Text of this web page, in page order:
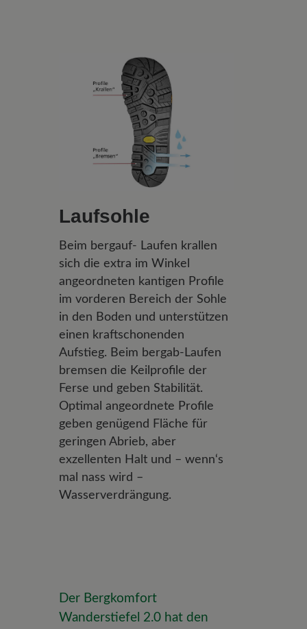
Laufsohle
Beim bergauf- Laufen krallen
sich die extra im Winkel
angeordneten kantigen Profile
im vorderen Bereich der Sohle
in den Boden und unterstützen
einen kraftschonenden
Aufstieg. Beim bergab-Laufen
bremsen die Keilprofile der
Ferse und geben Stabilität.
Optimal angeordnete Profile
geben genügend Fläche für
geringen Abrieb, aber
exzellenten Halt und – wenn‘s
mal nass wird –
Wasserverdrängung.
Der Bergkomfort
Wanderstiefel 2.0 hat den